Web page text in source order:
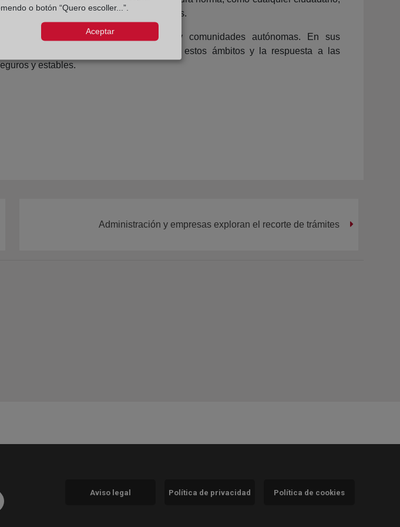
durante los próximos quince días.
expresadas por ayuntamientos y comunidades autónomas. En sus
de los intereses generales en estos ámbitos y la respuesta a las
y estables.
Administración y empresas exploran el recorte de trámites
en ventana nueva)
(abre en ventana nueva)
a YouTube (abre en ventana nueva)
Aviso legal Política de privacidad Política de cookies
o botón “Quero escoller...”.
Aceptar